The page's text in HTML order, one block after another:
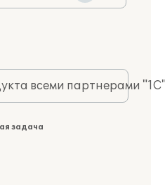
всеми партнерами
задача